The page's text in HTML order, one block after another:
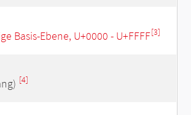
Basis-Ebene, U+0000 - U+FFFF[3]
[4]